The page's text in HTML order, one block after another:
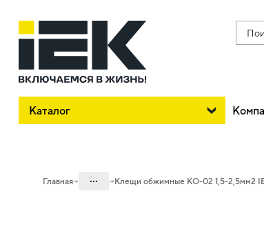
Каталог
Главная ... Клещи обжимные КО-02 1,5-2,5мм2